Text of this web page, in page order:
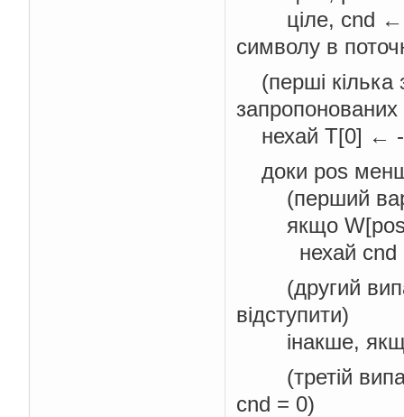
ціле, cnd ← 0
символу в
(перші кілька
нехай T[0] ←
доки pos
(перший
якщо W[pos
нехай cnd ←
(другий
відступити)
інакше, якщо
(третій
cnd = 0)